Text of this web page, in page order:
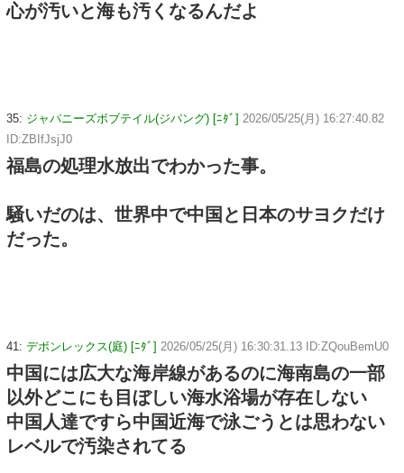
心が汚いと海も汚くなるんだよ
35: ジャパニーズボブテイル(ジパング) [ﾆﾀﾞ] 2026/05/25(月) 16:27:40.82
ID:ZBIfJsjJ0
福島の処理水放出でわかった事。
騒いだのは、世界中で中国と日本のサヨクだけ
だった。
41: デボンレックス(庭) [ﾆﾀﾞ] 2026/05/25(月) 16:30:31.13 ID:ZQouBemU0
中国には広大な海岸線があるのに海南島の一部
以外どこにも目ぼしい海水浴場が存在しない
中国人達ですら中国近海で泳ごうとは思わない
レベルで汚染されてる